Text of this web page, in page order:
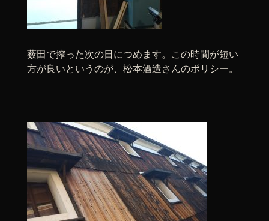
薮田で搾った次の日につめます。この時間が短い
方が良いというのが、松本酒造さんのポリシー。